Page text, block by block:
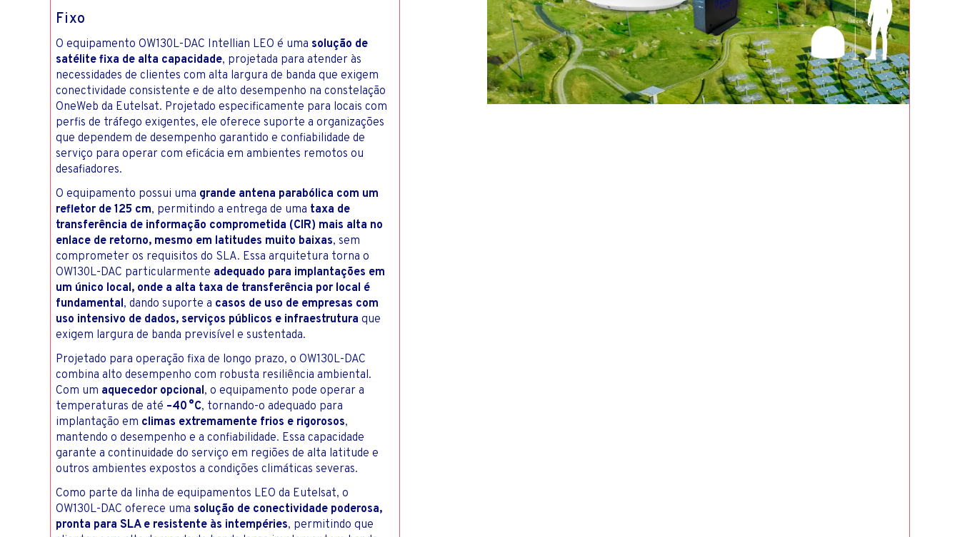
RODOVIÁRIO
Fixo
O equipamento OW130L-DAC Intellian LEO é uma solução de
satélite fixa de alta capacidade, projetada para atender às
necessidades de clientes com alta largura de banda que exigem
conectividade consistente e de alto desempenho na constelação
OneWeb da Eutelsat. Projetado especificamente para locais com
perfis de tráfego exigentes, ele oferece suporte a organizações
que dependem de desempenho garantido e confiabilidade de
serviço para operar com eficácia em ambientes remotos ou
desafiadores.
O equipamento possui uma grande antena parabólica com um
refletor de 125 cm, permitindo a entrega de uma taxa de
transferência de informação comprometida (CIR) mais alta no
enlace de retorno, mesmo em latitudes muito baixas, sem
comprometer os requisitos do SLA. Essa arquitetura torna o
OW130L-DAC particularmente adequado para implantações em
um único local, onde a alta taxa de transferência por local é
fundamental, dando suporte a casos de uso de empresas com
uso intensivo de dados, serviços públicos e infraestrutura que
exigem largura de banda previsível e sustentada.
Projetado para operação fixa de longo prazo, o OW130L-DAC
combina alto desempenho com robusta resiliência ambiental.
Com um aquecedor opcional, o equipamento pode operar a
temperaturas de até –40 °C, tornando-o adequado para
implantação em climas extremamente frios e rigorosos,
mantendo o desempenho e a confiabilidade. Essa capacidade
garante a continuidade do serviço em regiões de alta latitude e
outros ambientes expostos a condições climáticas severas.
Como parte da linha de equipamentos LEO da Eutelsat, o
OW130L-DAC oferece uma solução de conectividade poderosa,
pronta para SLA e resistente às intempéries, permitindo que